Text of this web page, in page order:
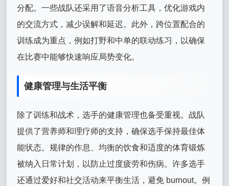
分配。一些战队还采用了语音分析工具，优化游戏内
的交流方式，减少误解和延迟。此外，跨位置配合的
训练成为重点，例如打野和中单的联动练习，以确保
在比赛中能够快速响应局势变化。
健康管理与生活平衡
除了训练和战术，选手的健康管理也备受重视。战队
提供了营养师和理疗师的支持，确保选手保持最佳体
能状态。规律的作息、均衡的饮食和适度的体育锻炼
被纳入日常计划，以防止过度疲劳和伤病。许多选手
还通过爱好和社交活动来平衡生活，避免 burnout。例